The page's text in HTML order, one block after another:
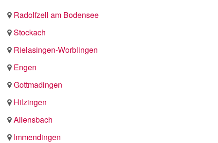
Radolfzell am Bodensee
Stockach
Rielasingen-Worblingen
Engen
Gottmadingen
Hilzingen
Allensbach
Immendingen